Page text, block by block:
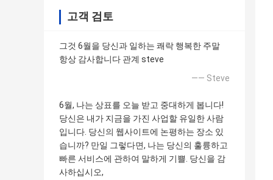
고객 검토
그것 6월을 당신과 일하는 쾌락 행복한 주말
항상 감사합니다 관계 steve
—— Steve
6월, 나는 상표를 오늘 받고 중대하게 봅니다!
당신은 내가 지금을 가진 사업할 유일한 사람
입니다. 당신의 웹사이트에 논평하는 장소 있
습니까? 만일 그렇다면, 나는 당신의 훌륭하고
빠른 서비스에 관하여 말하게 기쁠. 당신을 감
사하십시오,